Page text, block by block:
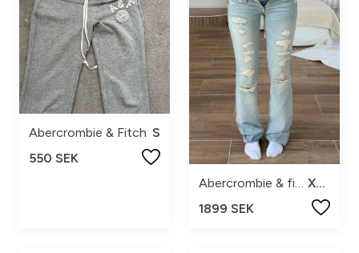
Abercrombie & Fitch S
550 SEK
Abercrombie & fitch
XXS
1899 SEK